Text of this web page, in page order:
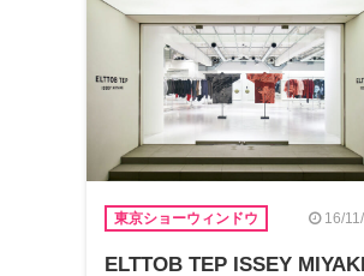
東京ショーウィンドウ 16/
ELTTOB TEP ISSEY